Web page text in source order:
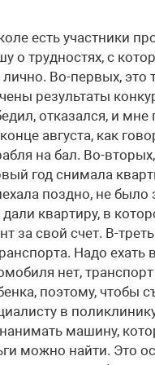
есть участники
о трудностях, с
лично. Во-первых, это
результаты
отказался, и
августа, как
на бал. Во-
год снимала
поздно, не было
квартиру, в
за свой счет. В-
Надо ехать
нет,
поэтому, чтобы
в
машину,
можно найти. Это